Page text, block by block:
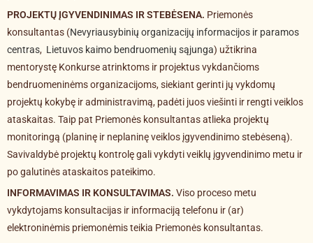
PROJEKTŲ ĮGYVENDINIMAS IR STEBĖSENA. Priemonės
konsultantas (Nevyriausybinių organizacijų informacijos ir paramos
centras, Lietuvos kaimo bendruomenių sąjunga) užtikrina
mentorystę Konkurse atrinktoms ir projektus vykdančioms
bendruomeninėms organizacijoms, siekiant gerinti jų vykdomų
projektų kokybę ir administravimą, padėti juos viešinti ir rengti veiklos
ataskaitas. Taip pat Priemonės konsultantas atlieka projektų
monitoringą (planinę ir neplaninę veiklos įgyvendinimo stebėseną).
Savivaldybė projektų kontrolę gali vykdyti veiklų įgyvendinimo metu ir
po galutinės ataskaitos pateikimo.
INFORMAVIMAS IR KONSULTAVIMAS. Viso proceso metu
vykdytojams konsultacijas ir informaciją telefonu ir (ar)
elektroninėmis priemonėmis teikia Priemonės konsultantas.